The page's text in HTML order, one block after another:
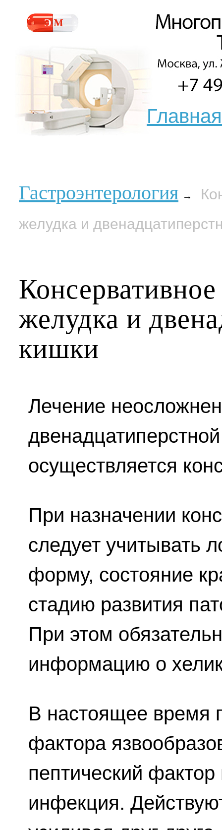
Главная
Гастроэнтерология →
желудка и
желудка и
кишки
Лечение
осуществляется
При назначении
следует учитывать
форму, состояние
стадию развития
При этом
информацию о
В настоящее время
фактора
пептический
инфекция.